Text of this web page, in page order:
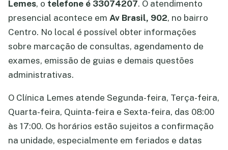
Lemes, o telefone é 33074207. O atendimento
presencial acontece em Av Brasil, 902, no bairro
Centro. No local é possível obter informações
sobre marcação de consultas, agendamento de
exames, emissão de guias e demais questões
administrativas.
O Clínica Lemes atende Segunda-feira, Terça-feira,
Quarta-feira, Quinta-feira e Sexta-feira, das 08:00
às 17:00. Os horários estão sujeitos a confirmação
na unidade, especialmente em feriados e datas